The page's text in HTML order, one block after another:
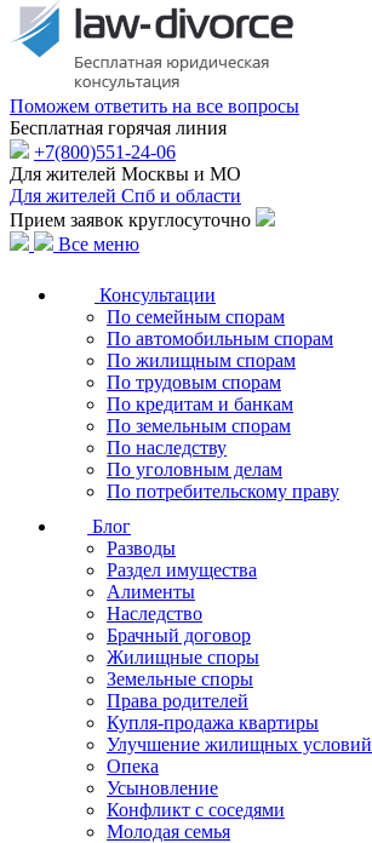
Поможем ответить на все вопросы
Бесплатная горячая линия
+7(800)551-24-06
Для жителей Москвы и МО
Для жителей Спб и области
Прием заявок круглосуточно
Все меню
Консультации
По семейным спорам
По автомобильным спорам
По жилищным спорам
По трудовым спорам
По кредитам и банкам
По земельным спорам
По наследству
По уголовным делам
По потребительскому праву
Блог
Разводы
Раздел имущества
Алименты
Наследство
Брачный договор
Жилищные споры
Земельные споры
Права родителей
Купля-продажа квартиры
Улучшение жилищных условий
Опека
Усыновление
Конфликт с соседями
Молодая семья